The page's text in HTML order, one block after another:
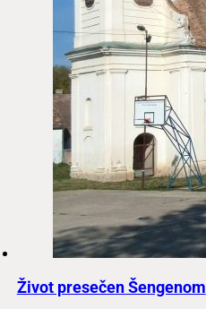
Život presečen Šengenom